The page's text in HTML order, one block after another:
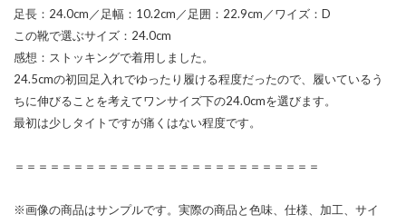
足長：24.0cm／足幅：10.2cm／足囲：22.9cm／ワイズ：D
この靴で選ぶサイズ：24.0cm
感想：ストッキングで着用しました。
24.5cmの初回足入れでゆったり履ける程度だったので、履いているう
ちに伸びることを考えてワンサイズ下の24.0cmを選びます。
最初は少しタイトですが痛くはない程度です。
＝＝＝＝＝＝＝＝＝＝＝＝＝＝＝＝＝＝＝＝＝＝＝＝＝＝
※画像の商品はサンプルです。実際の商品と色味、仕様、加工、サイ